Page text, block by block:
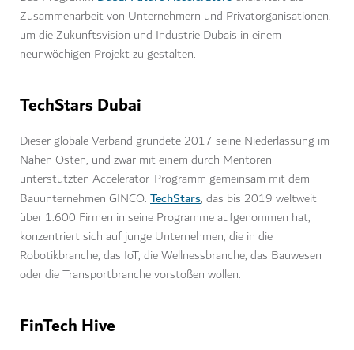
Zusammenarbeit von Unternehmern und Privatorganisationen,
um die Zukunftsvision und Industrie Dubais in einem
neunwöchigen Projekt zu gestalten.
TechStars Dubai
Dieser globale Verband gründete 2017 seine Niederlassung im
Nahen Osten, und zwar mit einem durch Mentoren
unterstützten Accelerator-Programm gemeinsam mit dem
Bauunternehmen GINCO. TechStars, das bis 2019 weltweit
über 1.600 Firmen in seine Programme aufgenommen hat,
konzentriert sich auf junge Unternehmen, die in die
Robotikbranche, das IoT, die Wellnessbranche, das Bauwesen
oder die Transportbranche vorstoßen wollen.
FinTech Hive